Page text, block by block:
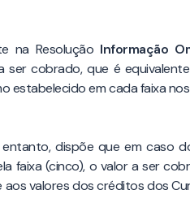
na Resolução Informação
cobrado, que é
estabelecido em cada faixa
dispõe que em caso
faixa (cinco), o valor a ser
valores dos créditos dos